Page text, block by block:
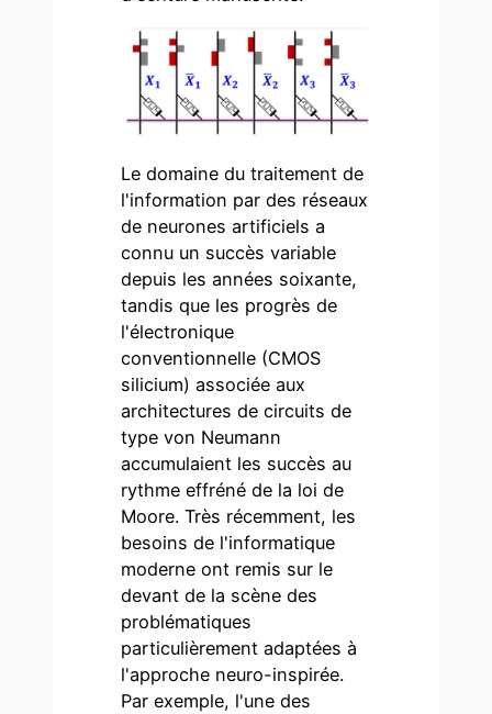
Le domaine du traitement de
l'information par des réseaux
de neurones artificiels a
connu un succès variable
depuis les années soixante,
tandis que les progrès de
l'électronique
conventionnelle (CMOS
silicium) associée aux
architectures de circuits de
type von Neumann
accumulaient les succès au
rythme effréné de la loi de
Moore. Très récemment, les
besoins de l'informatique
moderne ont remis sur le
devant de la scène des
problématiques
particulièrement adaptées à
l'approche neuro-inspirée.
Par exemple, l'une des